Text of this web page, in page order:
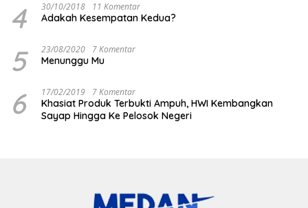
4 30/10/2018 11 Komentar
Adakah Kesempatan Kedua?
5 23/08/2020 7 Komentar
Menunggu Mu
6 17/02/2019 7 Komentar
Khasiat Produk Terbukti Ampuh, HWI Kembangkan
Sayap Hingga Ke Pelosok Negeri